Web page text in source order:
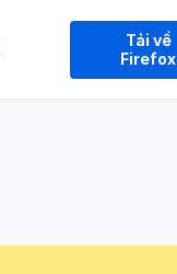
Tải về
Firefox